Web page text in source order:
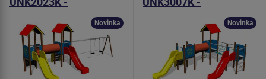
Novinka Novinka